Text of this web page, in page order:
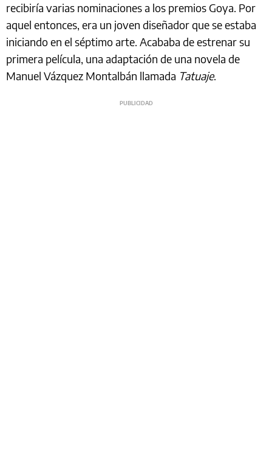
recibiría varias nominaciones a los premios Goya. Por
aquel entonces, era un joven diseñador que se estaba
iniciando en el séptimo arte. Acababa de estrenar su
primera película, una adaptación de una novela de
Manuel Vázquez Montalbán llamada Tatuaje.